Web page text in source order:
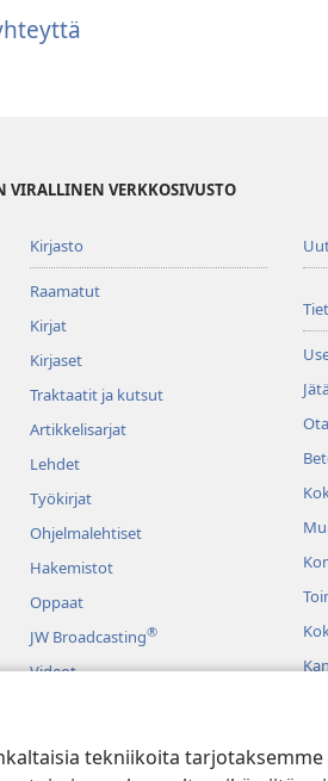
tekniikoita
VIRALLINEN VERKKOSIVUSTO
Kirjasto
Raamatut
Kirjat
Kirjaset
Traktaatit ja kutsut
Artikkelisarjat
Lehdet
Työkirjat
Ohjelmalehtiset
Hakemistot
Oppaat
JW Broadcasting®
Videot
Dramatisoitu raamatunluku